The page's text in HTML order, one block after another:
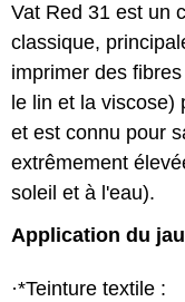
Vat Red 31 est un
classique,
imprimer des
le lin et la viscose)
et est connu pour
extrêmement
soleil et à l'eau).
Application du
·*Teinture textile :